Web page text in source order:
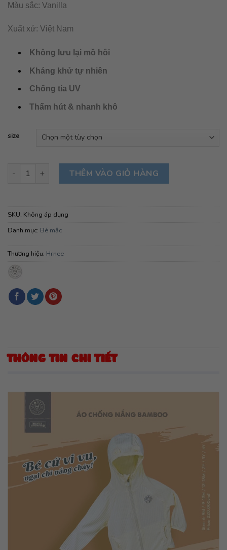
Màu sắc: Vanilla
Xuất xứ: Việt Nam
Không lưu lại mồ hôi
Kháng khử tự nhiên
Chống tia UV
Thấm hút & nhanh khô
size
H.R.N.E.E- Áo chống nắng BAMBOO- Vanilla số lượng
THÊM VÀO GIỎ HÀNG
SKU: Không áp dụng
Danh mục: Bé mặc
Thương hiệu: Hrnee
THÔNG TIN CHI TIẾT